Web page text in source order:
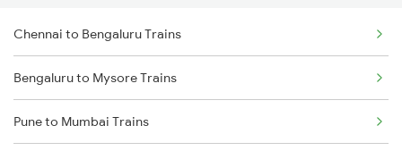
Chennai to Bengaluru Trains
Bengaluru to Mysore Trains
Pune to Mumbai Trains